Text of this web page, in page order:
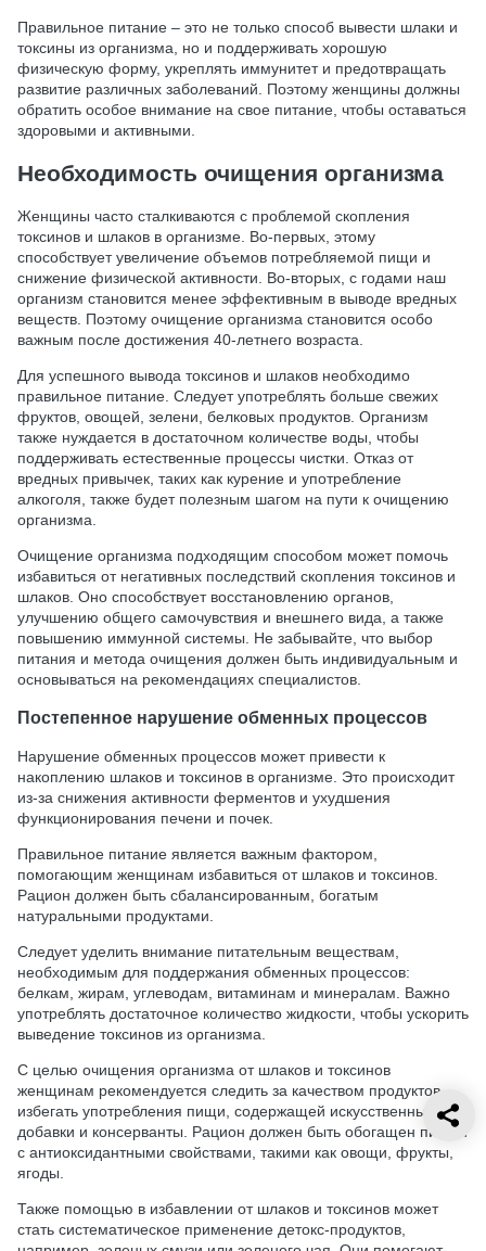
Правильное питание – это не только способ вывести шлаки и
токсины из организма, но и поддерживать хорошую
физическую форму, укреплять иммунитет и предотвращать
развитие различных заболеваний. Поэтому женщины должны
обратить особое внимание на свое питание, чтобы оставаться
здоровыми и активными.
Необходимость очищения организма
Женщины часто сталкиваются с проблемой скопления
токсинов и шлаков в организме. Во-первых, этому
способствует увеличение объемов потребляемой пищи и
снижение физической активности. Во-вторых, с годами наш
организм становится менее эффективным в выводе вредных
веществ. Поэтому очищение организма становится особо
важным после достижения 40-летнего возраста.
Для успешного вывода токсинов и шлаков необходимо
правильное питание. Следует употреблять больше свежих
фруктов, овощей, зелени, белковых продуктов. Организм
также нуждается в достаточном количестве воды, чтобы
поддерживать естественные процессы чистки. Отказ от
вредных привычек, таких как курение и употребление
алкоголя, также будет полезным шагом на пути к очищению
организма.
Очищение организма подходящим способом может помочь
избавиться от негативных последствий скопления токсинов и
шлаков. Оно способствует восстановлению органов,
улучшению общего самочувствия и внешнего вида, а также
повышению иммунной системы. Не забывайте, что выбор
питания и метода очищения должен быть индивидуальным и
основываться на рекомендациях специалистов.
Постепенное нарушение обменных процессов
Нарушение обменных процессов может привести к
накоплению шлаков и токсинов в организме. Это происходит
из-за снижения активности ферментов и ухудшения
функционирования печени и почек.
Правильное питание является важным фактором,
помогающим женщинам избавиться от шлаков и токсинов.
Рацион должен быть сбалансированным, богатым
натуральными продуктами.
Следует уделить внимание питательным веществам,
необходимым для поддержания обменных процессов:
белкам, жирам, углеводам, витаминам и минералам. Важно
употреблять достаточное количество жидкости, чтобы ускорить
выведение токсинов из организма.
С целью очищения организма от шлаков и токсинов
женщинам рекомендуется следить за качеством продуктов,
избегать употребления пищи, содержащей искусственные
добавки и консерванты. Рацион должен быть обогащен пищей
с антиоксидантными свойствами, такими как овощи, фрукты,
ягоды.
Также помощью в избавлении от шлаков и токсинов может
стать систематическое применение детокс-продуктов,